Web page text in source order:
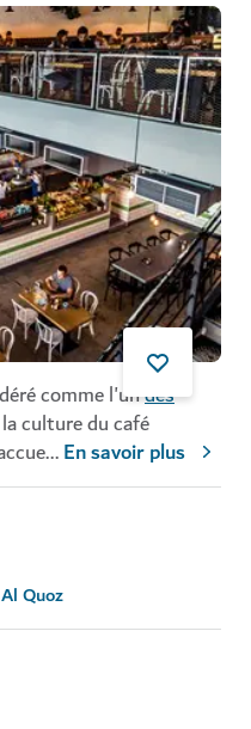
comme l'undes
culture du café
...En savoir plus
Quoz